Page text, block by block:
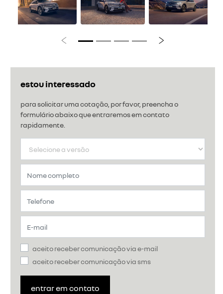
estou interessado
para solicitar uma cotação, por favor, preencha o
formulário abaixo que entraremos em contato
rapidamente.
aceito receber comunicação via e-mail
aceito receber comunicação via sms
entrar em contato
Anterior Próximo